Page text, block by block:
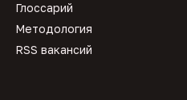
Глоссарий
Методология
RSS вакансий